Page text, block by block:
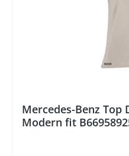
Mercedes-Benz Top
Modern fit